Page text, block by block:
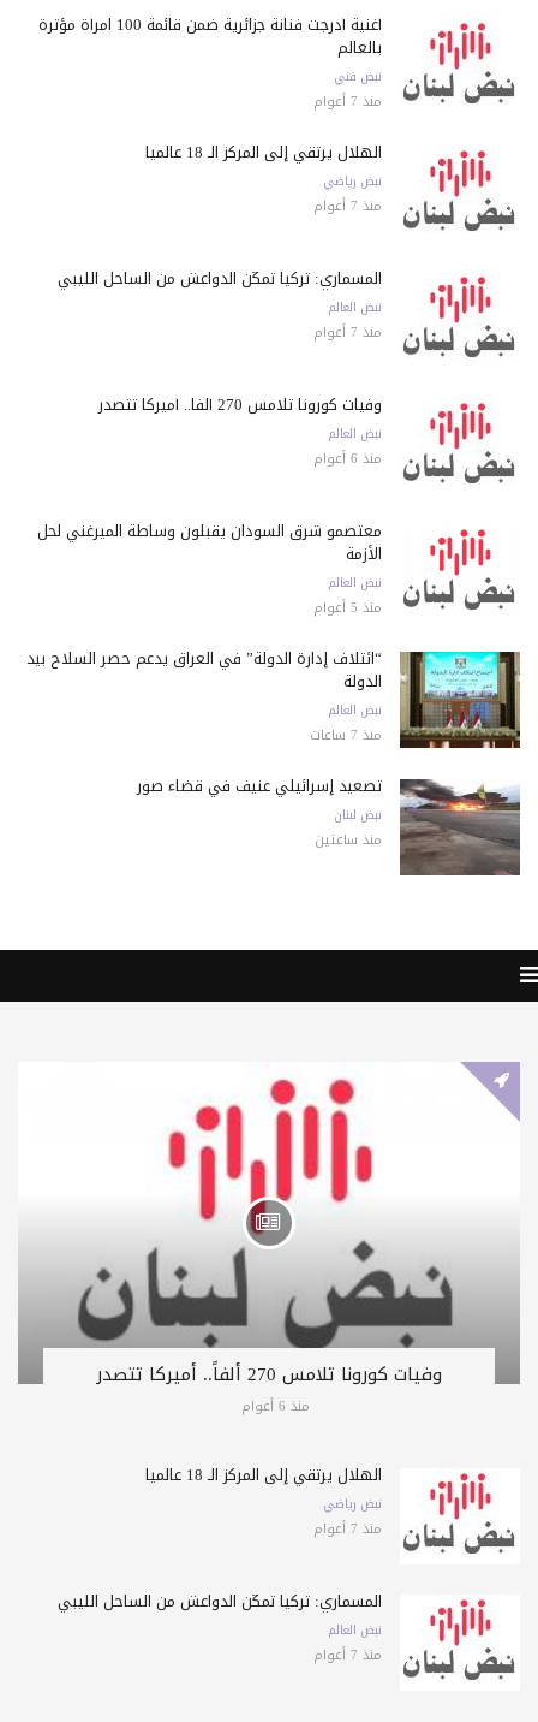
أغنية أدرجت فنانة جزائرية ضمن قائمة 100 امرأة مؤثرة
بالعالم
نبض فني
منذ 7 أعوام
الهلال يرتقي إلى المركز الـ 18 عالمياً
نبض رياضي
منذ 7 أعوام
المسماري: تركيا تمكّن الدواعش من الساحل الليبي
نبض العالم
منذ 7 أعوام
وفيات كورونا تلامس 270 ألفاً.. أميركا تتصدر
نبض العالم
منذ 6 أعوام
معتصمو شرق السودان يقبلون وساطة الميرغني لحل
الأزمة
نبض العالم
منذ 5 أعوام
“ائتلاف إدارة الدولة” في العراق يدعم حصر السلاح بيد
الدولة
نبض العالم
منذ 7 ساعات
تصعيد إسرائيلي عنيف في قضاء صور
نبض لبنان
منذ ساعتين
وفيات كورونا تلامس 270 ألفاً.. أميركا تتصدر
منذ 6 أعوام
الهلال يرتقي إلى المركز الـ 18 عالمياً
نبض رياضي
منذ 7 أعوام
المسماري: تركيا تمكّن الدواعش من الساحل الليبي
نبض العالم
منذ 7 أعوام